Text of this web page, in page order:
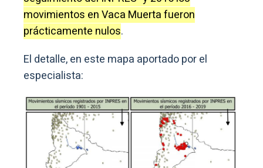
movimientos en Vaca Muerta fueron
prácticamente nulos.
El detalle, en este mapa aportado por el
especialista: